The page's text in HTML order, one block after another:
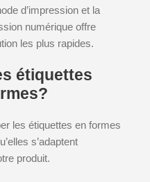
d’impression et la
numérique offre
les plus rapides.
étiquettes
les étiquettes en formes
s’adaptent
produit.